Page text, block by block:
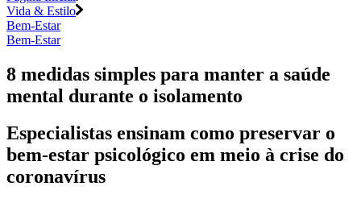
Vida & Estilo
Bem-Estar
Bem-Estar
8 medidas simples para manter a saúde
mental durante o isolamento
Especialistas ensinam como preservar o
bem-estar psicológico em meio à crise do
coronavírus